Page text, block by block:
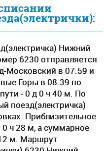
Нижний
6230 отправляется
Московский в 07.59 и
Горы в 08.39 по
- 0 д 0 ч 40 м. По
поезд(электричка)
Приблизительное
ч 28 м, а суммарное
м. Маршрут